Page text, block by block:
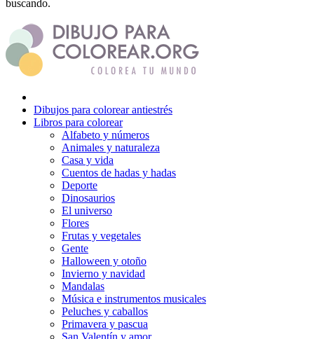
buscando.
Dibujos para colorear antiestrés
Libros para colorear
Alfabeto y números
Animales y naturaleza
Casa y vida
Cuentos de hadas y hadas
Deporte
Dinosaurios
El universo
Flores
Frutas y vegetales
Gente
Halloween y otoño
Invierno y navidad
Mandalas
Música e instrumentos musicales
Peluches y caballos
Primavera y pascua
San Valentín y amor